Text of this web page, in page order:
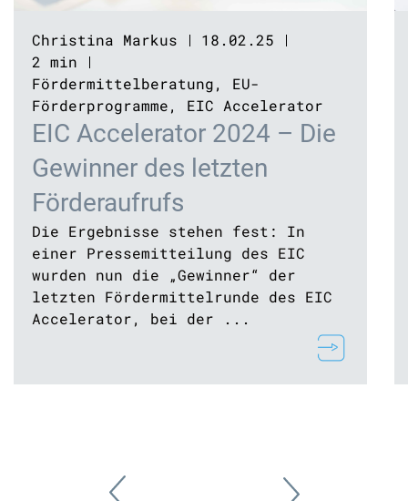
Christina Markus
18.02.25
2 min
Fördermittelberatung, EU-
Förderprogramme, EIC Accelerator
EIC Accelerator 2024 – Die
Gewinner des letzten
Förderaufrufs
Die Ergebnisse stehen fest: In
einer Pressemitteilung des EIC
wurden nun die „Gewinner“ der
letzten Fördermittelrunde des EIC
Accelerator, bei der ...